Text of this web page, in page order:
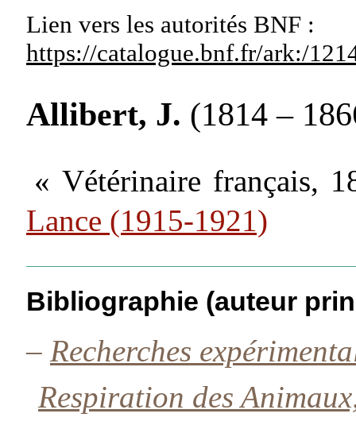
Lien vers les autorités BNF :
https://catalogue.bnf.fr/ark:/
Allibert, J. (1814 –
« Vétérinaire français,
Lance (1915-1921)
Bibliographie (auteur
– Recherches
Respiration des